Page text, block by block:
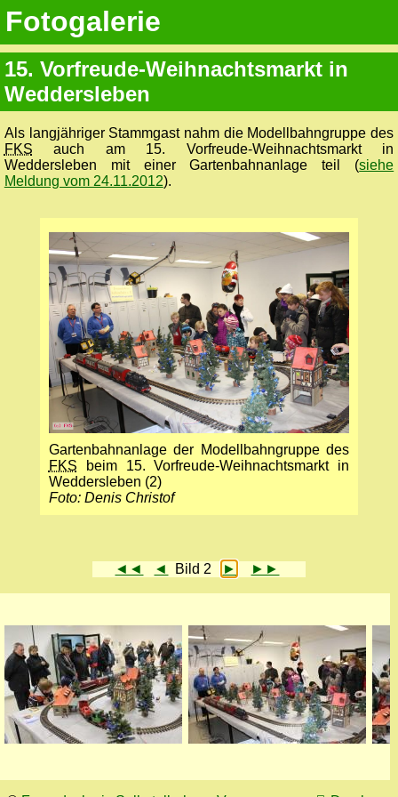
Fotogalerie
15. Vorfreude-Weihnachtsmarkt in
Weddersleben
Als langjähriger Stammgast nahm die Modellbahngruppe des
FKS auch am 15. Vorfreude-Weihnachtsmarkt in
Weddersleben mit einer Gartenbahnanlage teil (siehe
Meldung vom 24.11.2012).
Gartenbahnanlage der Modellbahngruppe des
FKS beim 15. Vorfreude-Weihnachtsmarkt in
Weddersleben (2)
Foto: Denis Christof
◄◄ ◄ Bild 2 ► ►►